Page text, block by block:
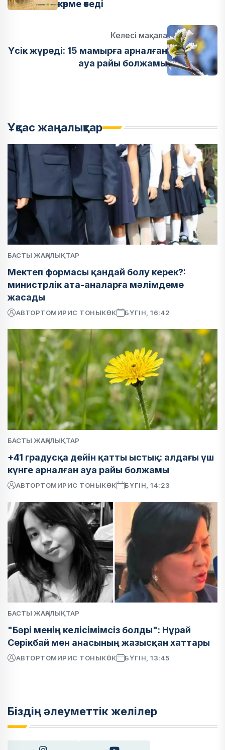
көрме өтеді
Келесі мақала
Үсік жүреді: 15 мамырға арналған
ауа райы болжамы
Ұқсас жаңалықтар
БАСТЫ ЖАҢАЛЫҚТАР
Мектеп формасы қандай болу керек?:
министрлік ата-аналарға мәлімдеме
жасады
АВТОРТОМИРИС ТОНЫКӨК БҮГІН, 16:42
БАСТЫ ЖАҢАЛЫҚТАР
+41 градусқа дейін қатты ыстық: алдағы үш
күнге арналған ауа райы болжамы
АВТОРТОМИРИС ТОНЫКӨК БҮГІН, 14:23
БАСТЫ ЖАҢАЛЫҚТАР
"Бәрі менің келісімімсіз болды": Нұрай
Серікбай мен анасының жазысқан хаттары
АВТОРТОМИРИС ТОНЫКӨК БҮГІН, 13:45
Біздің әлеуметтік желілер